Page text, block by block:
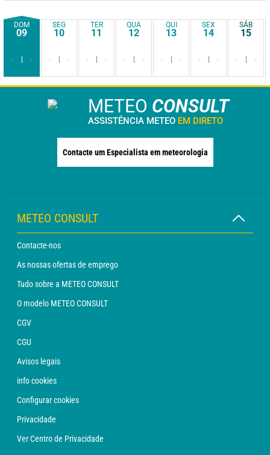
DOM
09
- -
SEG
10
- -
TER
11
- -
QUA
12
- -
QUI
13
- -
SEX
14
- -
SÁB
15
- -
METEO CONSULT
ASSISTÊNCIA METEO EM DIRETO
Contacte um Especialista em meteorologia
METEO CONSULT
Contacte-nos
As nossas ofertas de emprego
Tudo sobre a METEO CONSULT
O modelo METEO CONSULT
CGV
CGU
Avisos legais
info cookies
Configurar cookies
Privacidade
Ver Centro de Privacidade